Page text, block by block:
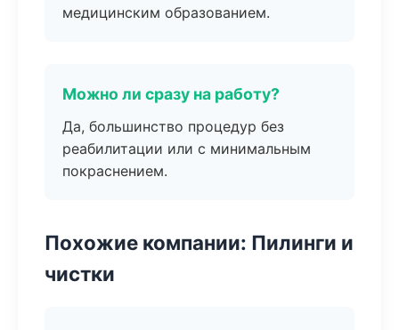
медицинским образованием.
Можно ли сразу на работу?
Да, большинство процедур без
реабилитации или с минимальным
покраснением.
Похожие компании: Пилинги и
чистки